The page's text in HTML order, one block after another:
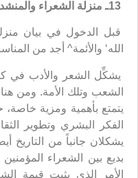
قبل الدخول في بيان
الله‘ والأئمة^ أجد من
يشكِّل الشعر والأدب في
الشعب وتلك الأمة. ومن
يتمتع بأهمية ومزية
الفكر البشري وتطوير
يشكلان جانباً من التاريخ
بديع بين الشعراء
الأمر الذي يثبت قيمة